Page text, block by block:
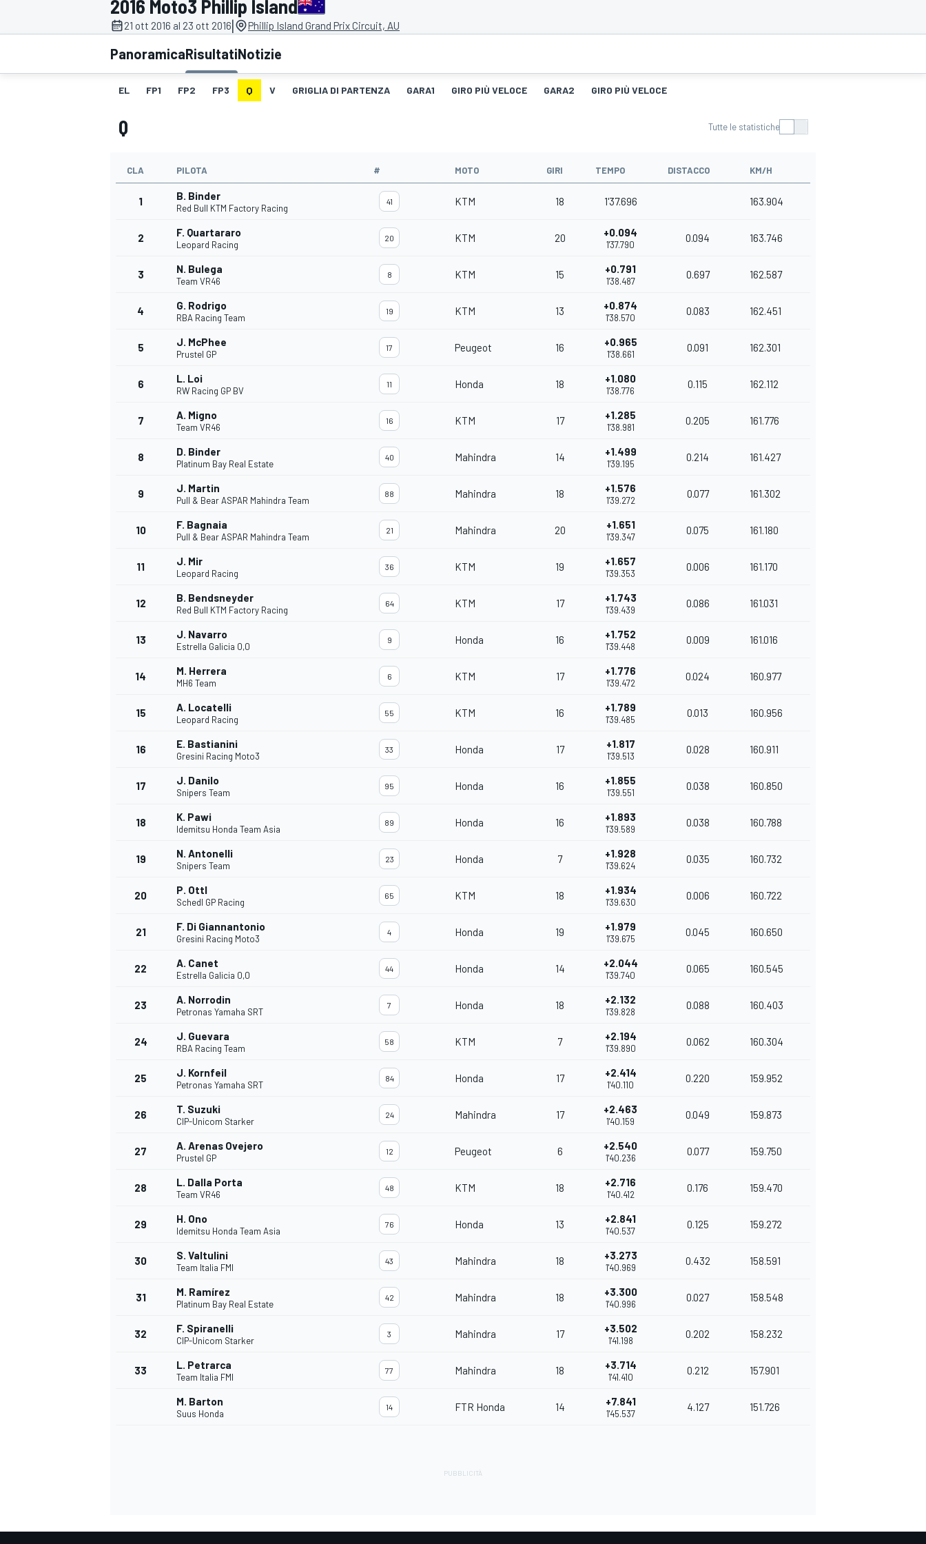
MOTOGP WEC
WRC
MONOPOSTO
2016 Moto3 Phillip Island
21 ott 2016 al 23 ott 2016| Phillip Island Grand Prix Circuit, AU
PanoramicaRisultatiNotizie
EL FP1 FP2 FP3 Q V GRIGLIA DI PARTENZA GARA1 GIRO PIÙ VELOCE GARA2 GIRO PIÙ VELOCE
Q Tutte le statistiche
CLA PILOTA # MOTO GIRI TEMPO DISTACCO KM/H
1 B. Binder
Red Bull KTM Factory Racing
41 KTM 18 1'37.696 163.904
2 F. Quartararo
Leopard Racing
20 KTM 20 +0.094
1'37.790
0.094 163.746
3 N. Bulega
Team VR46
8 KTM 15 +0.791
1'38.487
0.697 162.587
4 G. Rodrigo
RBA Racing Team
19 KTM 13 +0.874
1'38.570
0.083 162.451
5 J. McPhee
Prustel GP
17 Peugeot 16 +0.965
1'38.661
0.091 162.301
6 L. Loi
RW Racing GP BV
11 Honda 18 +1.080
1'38.776
0.115 162.112
7 A. Migno
Team VR46
16 KTM 17 +1.285
1'38.981
0.205 161.776
8 D. Binder
Platinum Bay Real Estate
40 Mahindra 14 +1.499
1'39.195
0.214 161.427
9 J. Martin
Pull & Bear ASPAR Mahindra Team
88 Mahindra 18 +1.576
1'39.272
0.077 161.302
10 F. Bagnaia
Pull & Bear ASPAR Mahindra Team
21 Mahindra 20 +1.651
1'39.347
0.075 161.180
11 J. Mir
Leopard Racing
36 KTM 19 +1.657
1'39.353
0.006 161.170
12 B. Bendsneyder
Red Bull KTM Factory Racing
64 KTM 17 +1.743
1'39.439
0.086 161.031
13 J. Navarro
Estrella Galicia 0,0
9 Honda 16 +1.752
1'39.448
0.009 161.016
14 M. Herrera
MH6 Team
6 KTM 17 +1.776
1'39.472
0.024 160.977
15 A. Locatelli
Leopard Racing
55 KTM 16 +1.789
1'39.485
0.013 160.956
16 E. Bastianini
Gresini Racing Moto3
33 Honda 17 +1.817
1'39.513
0.028 160.911
17 J. Danilo
Snipers Team
95 Honda 16 +1.855
1'39.551
0.038 160.850
18 K. Pawi
Idemitsu Honda Team Asia
89 Honda 16 +1.893
1'39.589
0.038 160.788
19 N. Antonelli
Snipers Team
23 Honda 7 +1.928
1'39.624
0.035 160.732
20 P. Ottl
Schedl GP Racing
65 KTM 18 +1.934
1'39.630
0.006 160.722
21 F. Di Giannantonio
Gresini Racing Moto3
4 Honda 19 +1.979
1'39.675
0.045 160.650
22 A. Canet
Estrella Galicia 0,0
44 Honda 14 +2.044
1'39.740
0.065 160.545
23 A. Norrodin
Petronas Yamaha SRT
7 Honda 18 +2.132
1'39.828
0.088 160.403
24 J. Guevara
RBA Racing Team
58 KTM 7 +2.194
1'39.890
0.062 160.304
25 J. Kornfeil
Petronas Yamaha SRT
84 Honda 17 +2.414
1'40.110
0.220 159.952
26 T. Suzuki
CIP-Unicom Starker
24 Mahindra 17 +2.463
1'40.159
0.049 159.873
27 A. Arenas Ovejero
Prustel GP
12 Peugeot 6 +2.540
1'40.236
0.077 159.750
28 L. Dalla Porta
Team VR46
48 KTM 18 +2.716
1'40.412
0.176 159.470
29 H. Ono
Idemitsu Honda Team Asia
76 Honda 13 +2.841
1'40.537
0.125 159.272
30 S. Valtulini
Team Italia FMI
43 Mahindra 18 +3.273
1'40.969
0.432 158.591
31 M. Ramírez
Platinum Bay Real Estate
42 Mahindra 18 +3.300
1'40.996
0.027 158.548
32 F. Spiranelli
CIP-Unicom Starker
3 Mahindra 17 +3.502
1'41.198
0.202 158.232
33 L. Petrarca
Team Italia FMI
77 Mahindra 18 +3.714
1'41.410
0.212 157.901
M. Barton
Suus Honda
14 FTR Honda 14 +7.841
1'45.537
4.127 151.726